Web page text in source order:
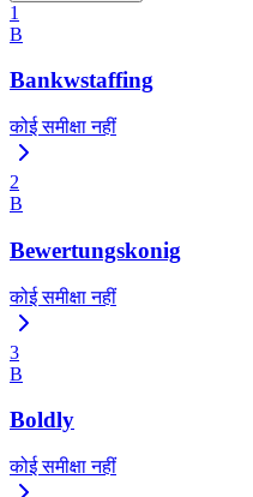
1
B
Bankwstaffing
कोई समीक्षा नहीं
2
B
Bewertungskonig
कोई समीक्षा नहीं
3
B
Boldly
कोई समीक्षा नहीं